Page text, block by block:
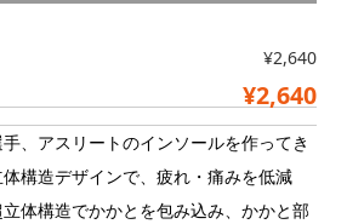
¥2,640
¥2,640
、アスリートのインソールを作ってき
構造デザインで、疲れ・痛みを低減
体構造でかかとを包み込み、かかと部